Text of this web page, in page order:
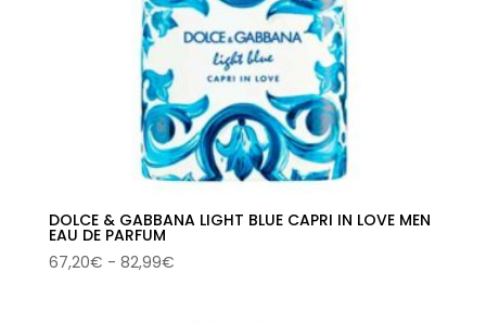
DOLCE & GABBANA LIGHT BLUE CAPRI IN LOVE MEN
EAU DE PARFUM
67,20€ - 82,99€Rango